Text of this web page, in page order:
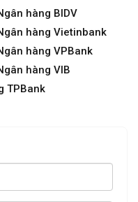
hàng BIDV
hàng Vietinbank
hàng VPBank
hàng VIB
TPBank